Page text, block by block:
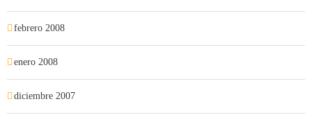
febrero 2008
enero 2008
diciembre 2007